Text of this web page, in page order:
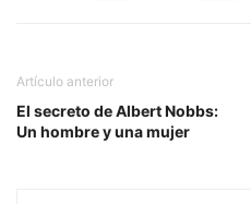
Artículo anterior
El secreto de Albert Nobbs:
Un hombre y una mujer